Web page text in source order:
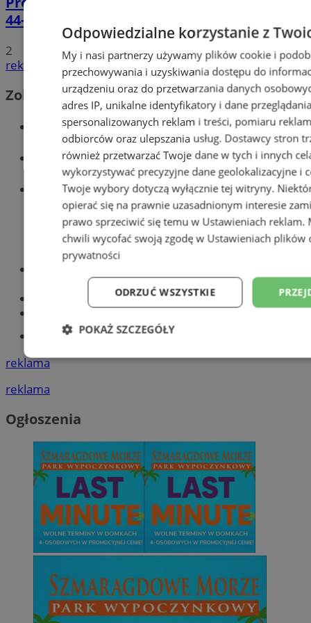
44-latek zatrzymany na DTŚ
2
reklama
Zobacz również
Wiadomości kryminalne w Zabrzu
Wiadomości lokalne
Wiadomości sportowe
Największy sklep z częściami online!
Książeczka sanepidowska
Tworzenie stron www -Zabrze
reklama
reklama
Ogłoszenia
Odpowiedzialne korzystanie z
My i nasi partnerzy używamy plików cookie i
przechowywania i uzyskiwania dostępu do
urządzeniu oraz do przetwarzania danych
adres IP, unikalne identyfikatory i dane
spersonalizowanych reklam i treści, pomiaru
odbiorców oraz ulepszania usług. Dostawcy stron
również przetwarzać Twoje dane w tych i innych
wykorzystywać precyzyjne dane geolokalizacyjne i
Twoje wybory dotyczą wyłącznie tej witryny.
opierać się na prawnie uzasadnionym interesie
prawo sprzeciwić się temu w Ustawieniach reklam.
chwili wycofać swoją zgodę w Ustawieniach plików
prywatności
ODRZUĆ WSZYSTKIE
POKAŻ SZCZEGÓŁY
Niezbędne Wydajność
Niezbędne Wydajność Targetowanie
Niezbędne pliki cookie umożliwiają korzystanie z podstawowych
takich jak logowanie użytkownika i zarządzanie kontem. Bez
można prawidłowo korzystać ze strony internetowej.
Nazwa
Provider/
Domena
SessID
zabrze.com.pl